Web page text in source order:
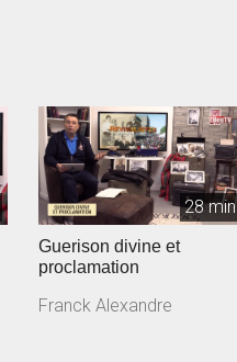
28 min
Guerison divine et
proclamation
Franck Alexandre